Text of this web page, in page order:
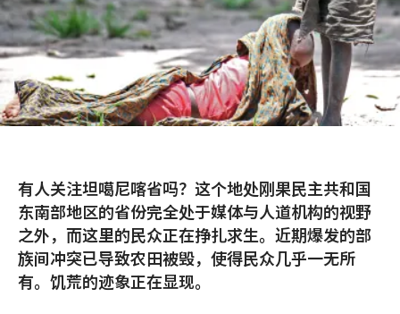
有人关注坦噶尼喀省吗？这个地处刚果民主共和国
东南部地区的省份完全处于媒体与人道机构的视野
之外，而这里的民众正在挣扎求生。近期爆发的部
族间冲突已导致农田被毁，使得民众几乎一无所
有。饥荒的迹象正在显现。